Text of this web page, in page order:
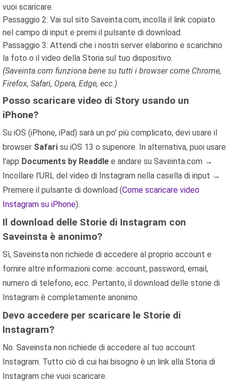
vuoi scaricare.
Passaggio 2: Vai sul sito Saveinta.com, incolla il link copiato
nel campo di input e premi il pulsante di download.
Passaggio 3: Attendi che i nostri server elaborino e scarichino
la foto o il video della Storia sul tuo dispositivo.
(Saveinta.com funziona bene su tutti i browser come Chrome,
Firefox, Safari, Opera, Edge, ecc.)
Posso scaricare video di Story usando un
iPhone?
Su iOS (iPhone, iPad) sarà un po' più complicato, devi usare il
browser Safari su iOS 13 o superiore. In alternativa, puoi usare
l'app Documents by Readdle e andare su Saveinta.com →
Incollare l'URL del video di Instagram nella casella di input →
Premere il pulsante di download (Come scaricare video
Instagram su iPhone).
Il download delle Storie di Instagram con
Saveinsta è anonimo?
Sì, Saveinsta non richiede di accedere al proprio account e
fornire altre informazioni come: account, password, email,
numero di telefono, ecc. Pertanto, il download delle storie di
Instagram è completamente anonimo.
Devo accedere per scaricare le Storie di
Instagram?
No. Saveinsta non richiede di accedere al tuo account
Instagram. Tutto ciò di cui hai bisogno è un link alla Storia di
Instagram che vuoi scaricare.